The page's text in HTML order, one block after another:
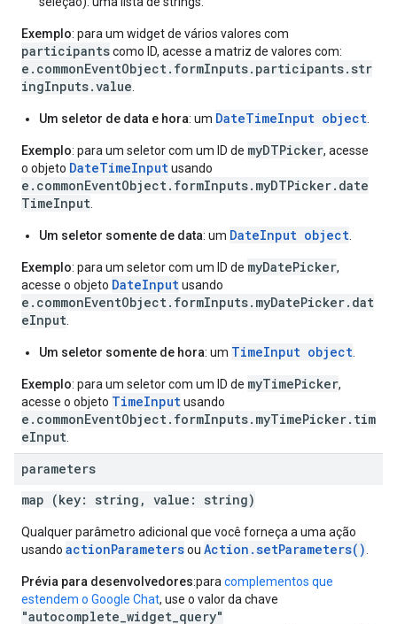
Exemplo: para um widget de vários valores com
participantscomo ID, acesse a matriz de valores com:
e.commonEventObject.formInputs.participants.str
ingInputs.value
Um seletor de data e hora: um DateTimeInput object
Exemplo: para um seletor com um ID de myDTPicker, acesse
o objeto DateTimeInputusando
e.commonEventObject.formInputs.myDTPicker.date
TimeInput
Um seletor somente de data: um DateInput object
Exemplo: para um seletor com um ID de myDatePicker,
acesse o objeto DateInputusando
e.commonEventObject.formInputs.myDatePicker.dat
eInput
Um seletor somente de hora: um TimeInput object
Exemplo: para um seletor com um ID de myTimePicker,
acesse o objeto TimeInputusando
e.commonEventObject.formInputs.myTimePicker.tim
eInput
parameters
map (key: string, value: string)
Qualquer parâmetro adicional que você forneça a uma ação
usando actionParametersou Action.setParameters()
Prévia para desenvolvedores:para complementos que
estendem o Google Chat, use o valor da chave
"autocomplete_widget_query"